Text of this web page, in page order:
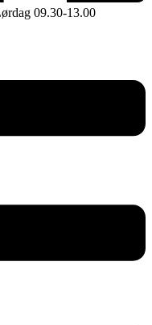
09.30-13.00